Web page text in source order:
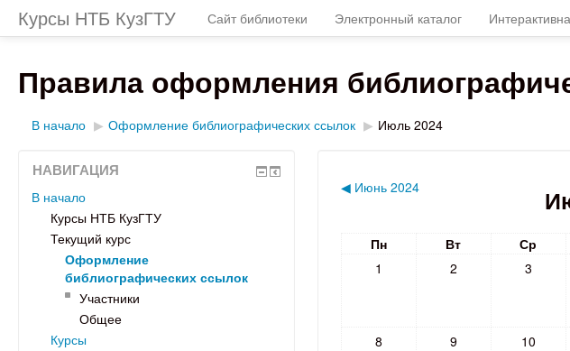
Курсы НТБ КузГТУ Сайт библиотеки Электронный каталог
Правила оформления
В начало ▶ Оформление библиографических ссылок ▶ Июль 2024
◀ Июнь 2024
Пн Вт Ср
1
2 3
8 9 10
НАВИГАЦИЯ
В начало
Курсы НТБ КузГТУ
Текущий курс
Оформление
библиографических ссылок
Участники
Общее
Курсы